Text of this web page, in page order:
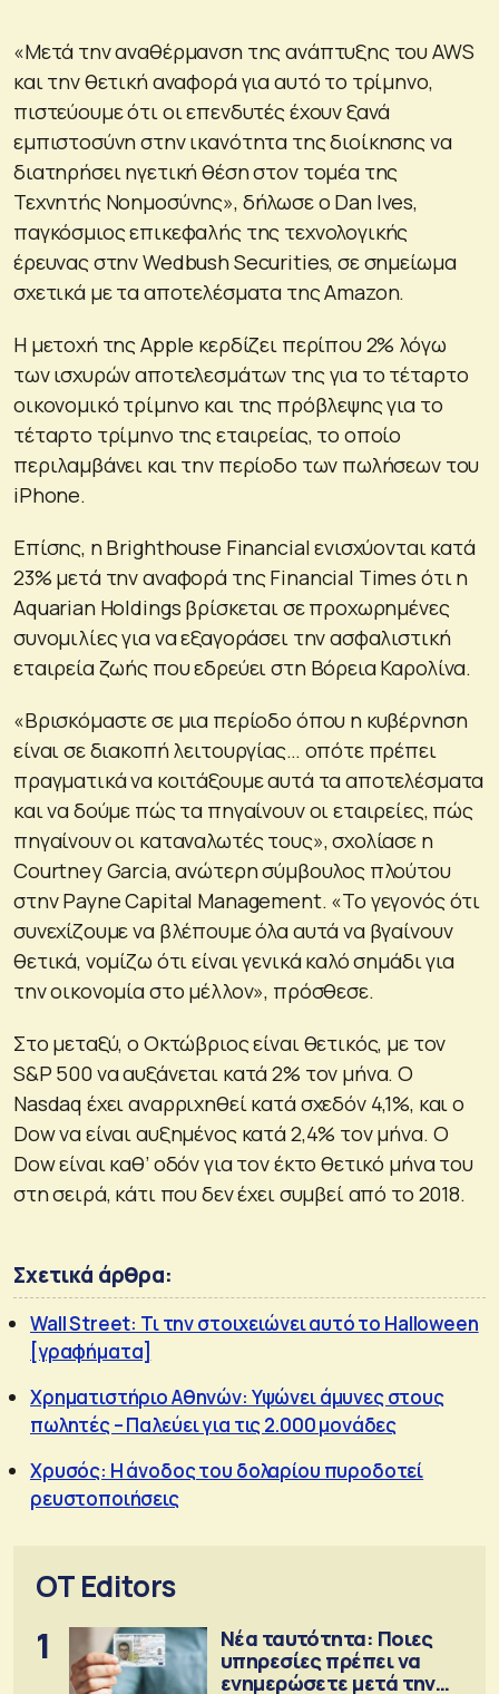
«Μετά την αναθέρμανση της ανάπτυξης του AWS
και την θετική αναφορά για αυτό το τρίμηνο,
πιστεύουμε ότι οι επενδυτές έχουν ξανά
εμπιστοσύνη στην ικανότητα της διοίκησης να
διατηρήσει ηγετική θέση στον τομέα της
Τεχνητής Νοημοσύνης», δήλωσε ο Dan Ives,
παγκόσμιος επικεφαλής της τεχνολογικής
έρευνας στην Wedbush Securities, σε σημείωμα
σχετικά με τα αποτελέσματα της Amazon.
Η μετοχή της Apple κερδίζει περίπου 2% λόγω
των ισχυρών αποτελεσμάτων της για το τέταρτο
οικονομικό τρίμηνο και της πρόβλεψης για το
τέταρτο τρίμηνο της εταιρείας, το οποίο
περιλαμβάνει και την περίοδο των πωλήσεων του
iPhone.
Επίσης, η Brighthouse Financial ενισχύονται κατά
23% μετά την αναφορά της Financial Times ότι η
Aquarian Holdings βρίσκεται σε προχωρημένες
συνομιλίες για να εξαγοράσει την ασφαλιστική
εταιρεία ζωής που εδρεύει στη Βόρεια Καρολίνα.
«Βρισκόμαστε σε μια περίοδο όπου η κυβέρνηση
είναι σε διακοπή λειτουργίας… οπότε πρέπει
πραγματικά να κοιτάξουμε αυτά τα αποτελέσματα
και να δούμε πώς τα πηγαίνουν οι εταιρείες, πώς
πηγαίνουν οι καταναλωτές τους», σχολίασε η
Courtney Garcia, ανώτερη σύμβουλος πλούτου
στην Payne Capital Management. «Το γεγονός ότι
συνεχίζουμε να βλέπουμε όλα αυτά να βγαίνουν
θετικά, νομίζω ότι είναι γενικά καλό σημάδι για
την οικονομία στο μέλλον», πρόσθεσε.
Στο μεταξύ, ο Οκτώβριος είναι θετικός, με τον
S&P 500 να αυξάνεται κατά 2% τον μήνα. Ο
Nasdaq έχει αναρριχηθεί κατά σχεδόν 4,1%, και ο
Dow να είναι αυξημένος κατά 2,4% τον μήνα. Ο
Dow είναι καθ’ οδόν για τον έκτο θετικό μήνα του
στη σειρά, κάτι που δεν έχει συμβεί από το 2018.
Σχετικά άρθρα:
Wall Street: Τι την στοιχειώνει αυτό το Halloween
[γραφήματα]
Χρηματιστήριο Αθηνών: Υψώνει άμυνες στους
πωλητές – Παλεύει για τις 2.000 μονάδες
Χρυσός: Η άνοδος του δολαρίου πυροδοτεί
ρευστοποιήσεις
OT Editors
1
Νέα ταυτότητα: Ποιες
υπηρεσίες πρέπει να
ενημερώσετε μετά την